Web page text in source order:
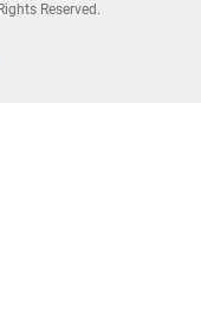
Reserved.